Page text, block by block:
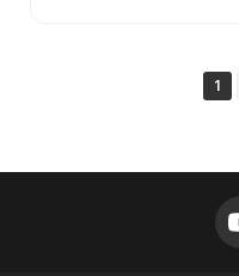
1